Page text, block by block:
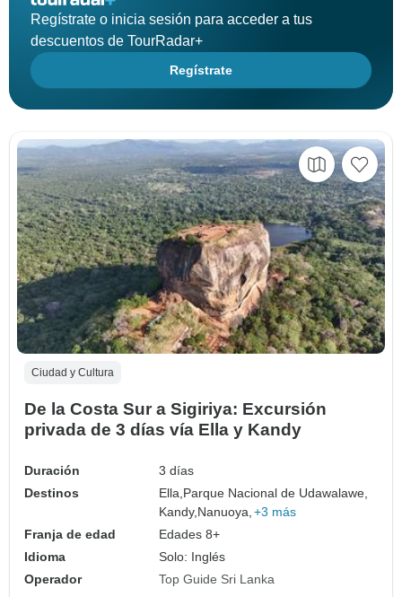
Regístrate o inicia sesión para acceder a tus
descuentos de TourRadar+
Regístrate
Ciudad y Cultura
De la Costa Sur a Sigiriya: Excursión
privada de 3 días vía Ella y Kandy
Duración
3 días
Destinos
Ella,Parque Nacional de Udawalawe,
Kandy,Nanuoya, +3 más
Franja de edad
Edades 8+
Idioma
Solo: Inglés
Operador
Top Guide Sri Lanka